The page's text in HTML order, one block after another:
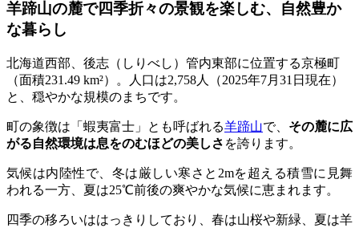
羊蹄山の麓で四季折々の景観を楽しむ、自然豊か
な暮らし
北海道西部、後志（しりべし）管内東部に位置する京極町
（面積231.49 km²）。人口は2,758人（2025年7月31日現在）
と、穏やかな規模のまちです。
町の象徴は「蝦夷富士」とも呼ばれる羊蹄山で、 その麓に広
がる自然環境は息をのむほどの美しさ を誇ります。
気候は内陸性で、冬は厳しい寒さと2mを超える積雪に見舞
われる一方、夏は25℃前後の爽やかな気候に恵まれます。
四季の移ろいははっきりしており、春は山桜や新緑、夏は羊